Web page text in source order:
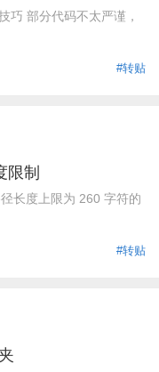
巧 部分代码不太严谨，
#转贴
限制
长度上限为 260 字符的
#转贴